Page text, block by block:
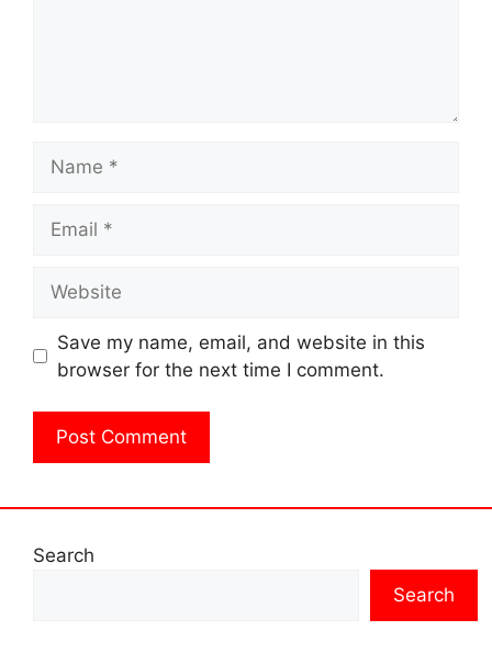
Save my name, email, and website in this
browser for the next time I comment.
Search
Search